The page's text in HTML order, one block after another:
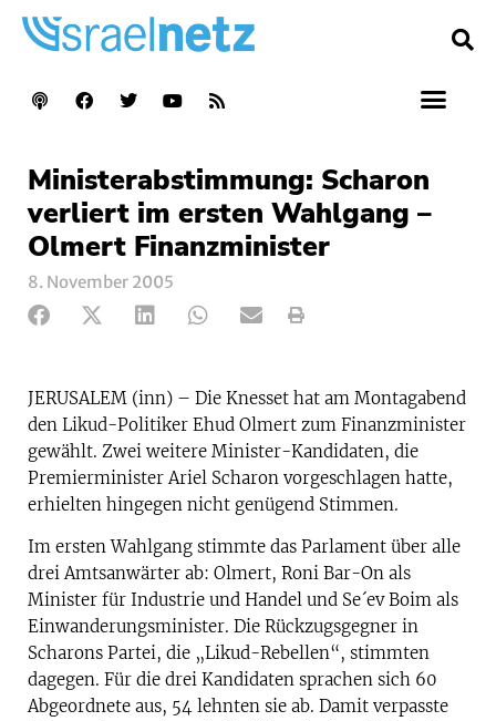
Ministerabstimmung: Scharon
verliert im ersten Wahlgang –
Olmert Finanzminister
8. November 2005
JERUSALEM (inn) – Die Knesset hat am Montagabend
den Likud-Politiker Ehud Olmert zum Finanzminister
gewählt. Zwei weitere Minister-Kandidaten, die
Premierminister Ariel Scharon vorgeschlagen hatte,
erhielten hingegen nicht genügend Stimmen.
Im ersten Wahlgang stimmte das Parlament über alle
drei Amtsanwärter ab: Olmert, Roni Bar-On als
Minister für Industrie und Handel und Se´ev Boim als
Einwanderungsminister. Die Rückzugsgegner in
Scharons Partei, die „Likud-Rebellen“, stimmten
dagegen. Für die drei Kandidaten sprachen sich 60
Abgeordnete aus, 54 lehnten sie ab. Damit verpasste